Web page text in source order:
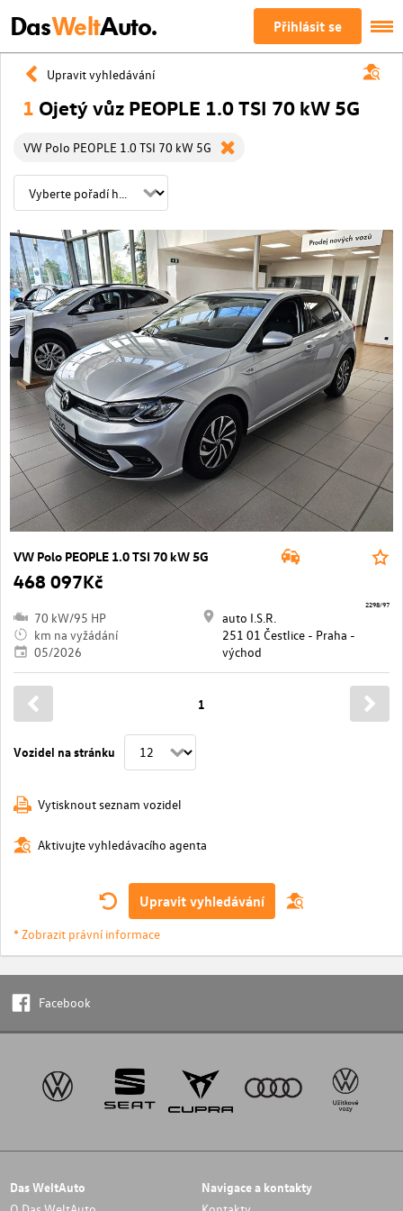
DasWeltAuto. Přihlásit se
Upravit vyhledávání
1 Ojetý vůz PEOPLE 1.0 TSI 70 kW 5G
VW Polo PEOPLE 1.0 TSI 70 kW 5G
VW Polo PEOPLE 1.0 TSI 70 kW 5G
468 097Kč
70 kW/95 HP
km na vyžádání
05/2026
auto I.S.R.
251 01 Čestlice - Praha -
východ
2298/97
Vozidel na stránku
1
Vytisknout seznam vozidel
Aktivujte vyhledávacího agenta
Upravit vyhledávání
* Zobrazit právní informace
Facebook
Das WeltAuto Navigace a kontakty